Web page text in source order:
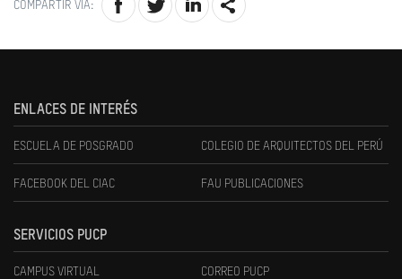
COMPARTIR VÍA:
ENLACES DE INTERÉS
ESCUELA DE POSGRADO COLEGIO DE ARQUITECTOS DEL PERÚ
FACEBOOK DEL CIAC FAU PUBLICACIONES
SERVICIOS PUCP
CAMPUS VIRTUAL CORREO PUCP